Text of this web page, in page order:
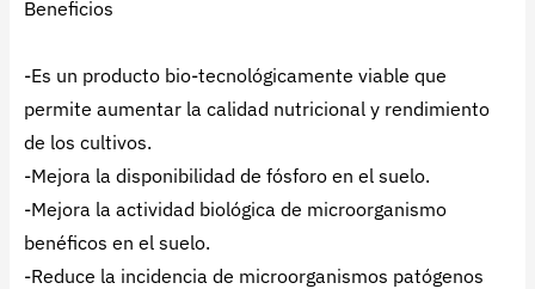
Beneficios
-Es un producto bio-tecnológicamente viable que
permite aumentar la calidad nutricional y rendimiento
de los cultivos.
-Mejora la disponibilidad de fósforo en el suelo.
-Mejora la actividad biológica de microorganismo
benéficos en el suelo.
-Reduce la incidencia de microorganismos patógenos